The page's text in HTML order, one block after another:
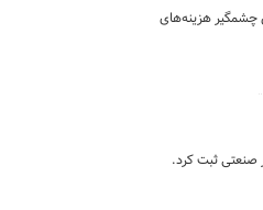
چشمگیر هزینه‌های